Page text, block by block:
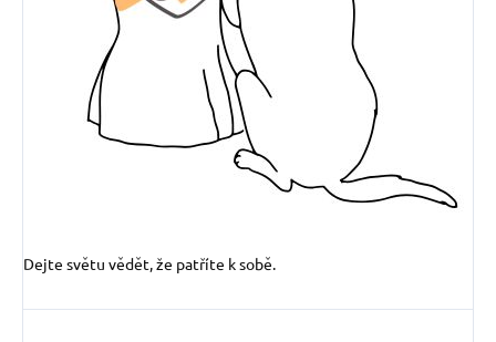
Dejte světu vědět, že patříte k sobě.